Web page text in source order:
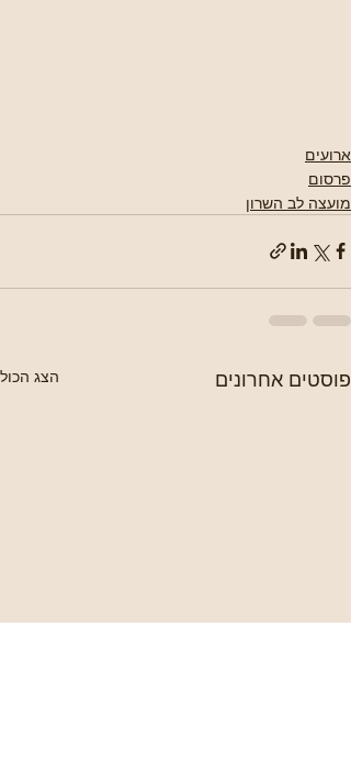
ארועים
פרסום
מועצה לב השרון
פוסטים אחרונים הצג הכול